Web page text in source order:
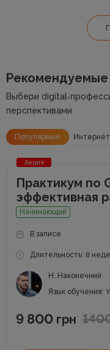
Рекомендуемые
Выбери
перспективами
Популярные
Акция
Практикум по
эффективная
Начинающий
В записе
Длительность: 8
Н. Наконечний
Язык обучения:
9 800 грн